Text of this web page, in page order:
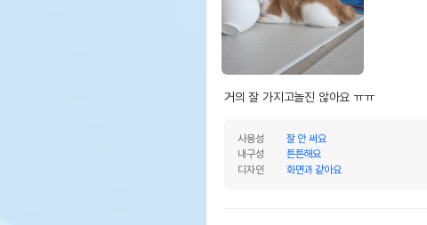
거의 잘 가지고놀진 않아요 ㅠㅠ
사용성
잘 안 써요
내구성
튼튼해요
디자인
화면과 같아요